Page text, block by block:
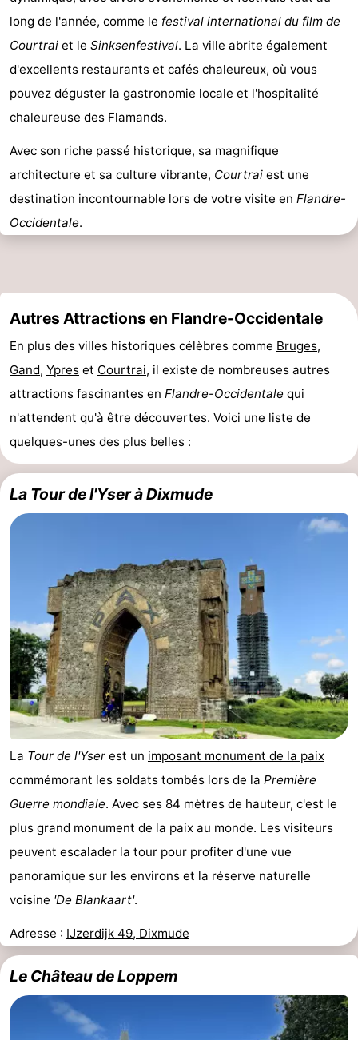
long de l'année, comme le festival international du film de
Courtrai et le Sinksenfestival. La ville abrite également
d'excellents restaurants et cafés chaleureux, où vous
pouvez déguster la gastronomie locale et l'hospitalité
chaleureuse des Flamands.
Avec son riche passé historique, sa magnifique
architecture et sa culture vibrante, Courtrai est une
destination incontournable lors de votre visite en Flandre-
Occidentale.
Autres Attractions en Flandre-Occidentale
En plus des villes historiques célèbres comme Bruges,
Gand, Ypres et Courtrai, il existe de nombreuses autres
attractions fascinantes en Flandre-Occidentale qui
n'attendent qu'à être découvertes. Voici une liste de
quelques-unes des plus belles :
La Tour de l'Yser à Dixmude
La Tour de l'Yser est un imposant monument de la paix
commémorant les soldats tombés lors de la Première
Guerre mondiale. Avec ses 84 mètres de hauteur, c'est le
plus grand monument de la paix au monde. Les visiteurs
peuvent escalader la tour pour profiter d'une vue
panoramique sur les environs et la réserve naturelle
voisine 'De Blankaart'.
Adresse : IJzerdijk 49, Dixmude
Le Château de Loppem